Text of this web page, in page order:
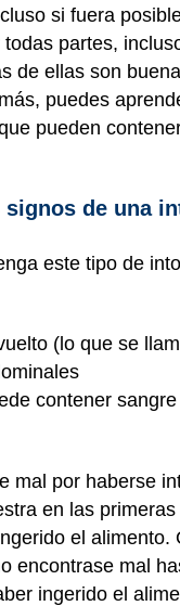
si fuera
partes,
de ellas son
puedes
pueden
signos de una
este tipo de
(lo que se
contener sangre
mal por haberse
en las
el alimento.
encontrase mal
ingerido el